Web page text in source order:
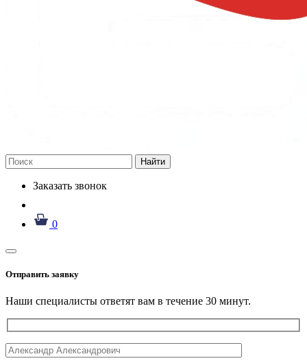
Найти
Заказать звонок
0
Отправить заявку
Наши специалисты ответят вам в течение 30 минут.